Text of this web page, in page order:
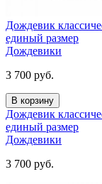
Дождевик
единый размер
Дождевики
3 700 руб.
В корзину
Дождевик
единый размер
Дождевики
3 700 руб.